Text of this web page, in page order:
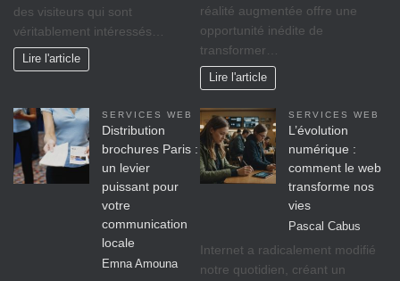
des visiteurs qui sont
véritablement intéressés…
Lire l'article
réalité augmentée offre une
opportunité inédite de
transformer…
Lire l'article
SERVICES WEB
Distribution
brochures Paris :
un levier
puissant pour
votre
communication
locale
Emna Amouna
SERVICES WEB
L’évolution
numérique :
comment le web
transforme nos
vies
Pascal Cabus
Internet a radicalement modifié
notre quotidien, créant un